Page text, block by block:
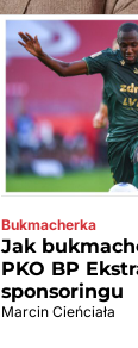
Bukmacherka
Jak
PKO BP
sponsoringu
Marcin Cieńciała